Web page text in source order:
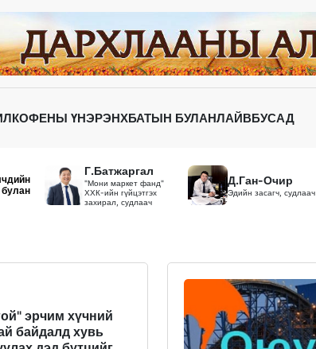
КОФЕНЫ ҮНЭРЭНХБАТЫН БУЛАНЛАЙВБУСАД
булан
Г.Батжаргал
"Мони маркет фанд"
ХХК-ийн гүйцэтгэх
захирал, судлаач
Д.Ган-Очир
Эдийн засагч, судлаач
эрчим хүчний
байдалд хувь